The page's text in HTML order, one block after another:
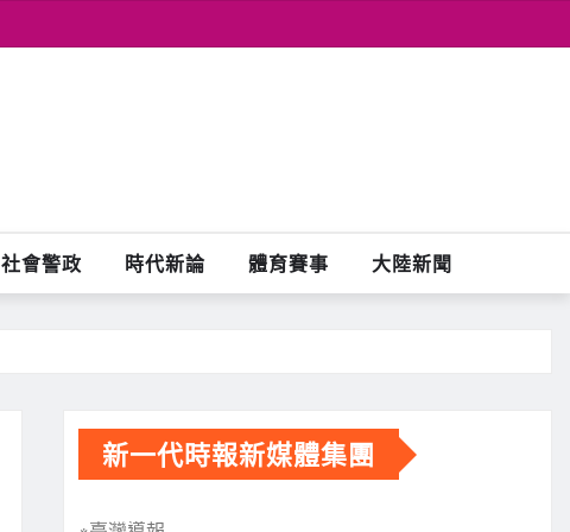
社會警政 時代新論 體育賽事 大陸新聞
新一代時報新媒體集團